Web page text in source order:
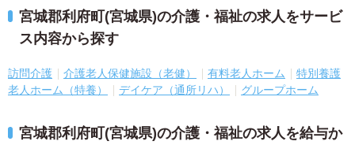
宮城郡利府町(宮城県)の介護・福祉の求人をサービ
ス内容から探す
訪問介護 介護老人保健施設（老健） 有料老人ホーム
特別養護
老人ホーム（特養）
デイケア（通所リハ） グループホーム
宮城郡利府町(宮城県)の介護・福祉の求人を給与か